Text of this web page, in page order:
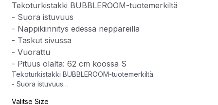
Tekoturkistakki BUBBLEROOM-tuotemerkiltä
- Suora istuvuus
- Nappikiinnitys edessä neppareilla
- Taskut sivussa
- Vuorattu
- Pituus olalta: 62 cm koossa S
Tekoturkistakki BUBBLEROOM-tuotemerkiltä
- Suora istuvuus
- Taskut sivussa
Valitse Size